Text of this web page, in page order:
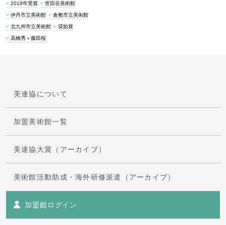
2019年受賞 世田谷美術館
伊丹市立美術館 倉敷市立美術館
北九州市立美術館 奨励賞
高橋秀＋藤田桜
美連協について
加盟美術館一覧
美連協大賞（アーカイブ）
美術館活動助成・海外研修派遣（アーカイブ）
加盟館ログイン